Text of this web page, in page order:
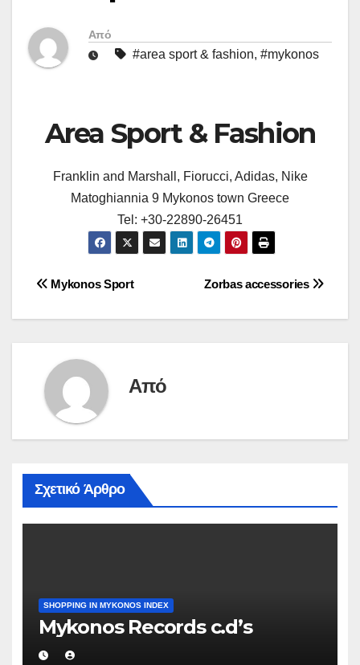
Από
#area sport & fashion, #mykonos
Area Sport & Fashion
Franklin and Marshall, Fiorucci, Adidas, Nike
Matoghiannia 9 Mykonos town Greece
Tel: +30-22890-26451
Πλοήγηση
άρθρων
Zorbas accessories
Mykonos Sport
Από
Σχετικό Άρθρο
SHOPPING IN MYKONOS INDEX
Mykonos Records c.d’s